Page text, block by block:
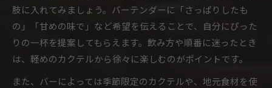
肢に入れてみましょう。バーテンダーに「さっぱりしたも
の」「甘めの味で」など希望を伝えることで、自分にぴった
りの一杯を提案してもらえます。飲み方や順番に迷ったとき
は、軽めのカクテルから徐々に楽しむのがポイントです。
また、バーによっては季節限定のカクテルや、地元食材を使